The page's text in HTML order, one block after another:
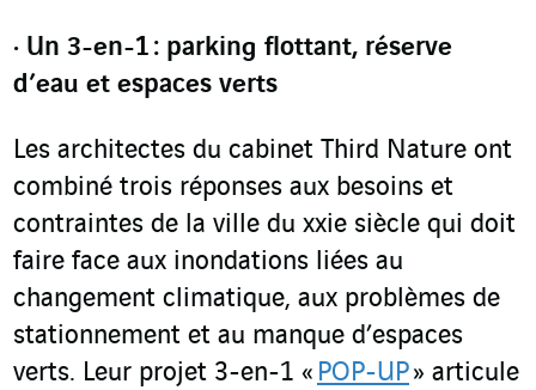
Un 3-en-1 : parking flottant, réserve
d’eau et espaces verts
Les architectes du cabinet Third Nature ont
combiné trois réponses aux besoins et
contraintes de la ville du xxie siècle qui doit
faire face aux inondations liées au
changement climatique, aux problèmes de
stationnement et au manque d’espaces
verts. Leur projet 3-en-1 « POP-UP» articule